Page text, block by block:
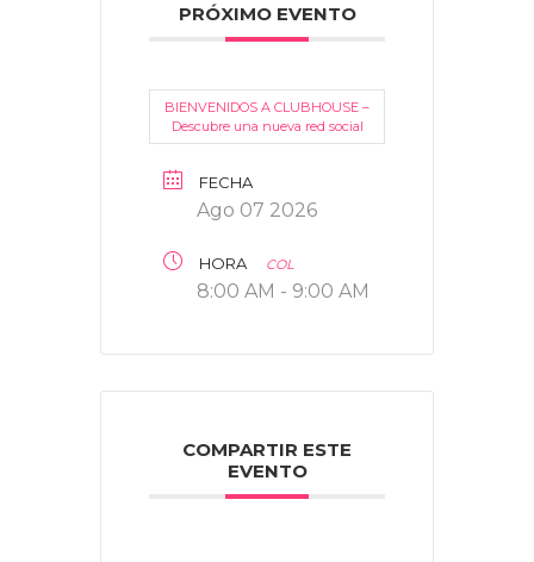
PRÓXIMO EVENTO
BIENVENIDOS A CLUBHOUSE –
Descubre una nueva red social
FECHA
Ago 07 2026
HORA COL
8:00 AM - 9:00 AM
COMPARTIR ESTE
EVENTO